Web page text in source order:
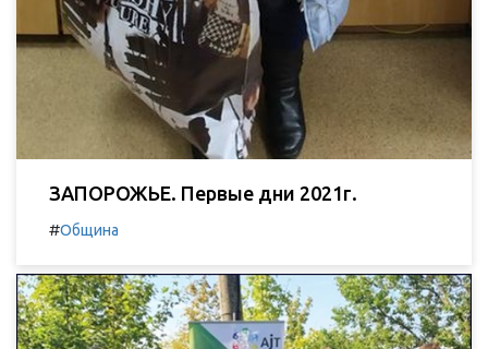
ЗАПОРОЖЬЕ. Первые дни 2021г.
#Община